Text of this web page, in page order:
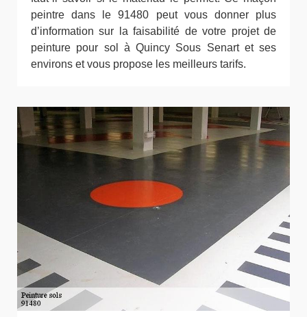
peintre dans le 91480 peut vous donner plus
d’information sur la faisabilité de votre projet de
peinture pour sol à Quincy Sous Senart et ses
environs et vous propose les meilleurs tarifs.